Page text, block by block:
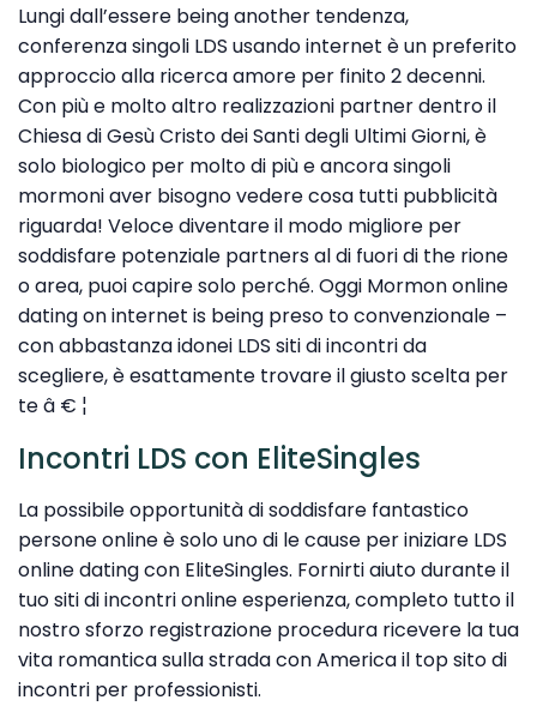
Lungi dall’essere being another tendenza,
conferenza singoli LDS usando internet è un preferito
approccio alla ricerca amore per finito 2 decenni.
Con più e molto altro realizzazioni partner dentro il
Chiesa di Gesù Cristo dei Santi degli Ultimi Giorni, è
solo biologico per molto di più e ancora singoli
mormoni aver bisogno vedere cosa tutti pubblicità
riguarda! Veloce diventare il modo migliore per
soddisfare potenziale partners al di fuori di the rione
o area, puoi capire solo perché. Oggi Mormon online
dating on internet is being preso to convenzionale –
con abbastanza idonei LDS siti di incontri da
scegliere, è esattamente trovare il giusto scelta per
te â € ¦
Incontri LDS con EliteSingles
La possibile opportunità di soddisfare fantastico
persone online è solo uno di le cause per iniziare LDS
online dating con EliteSingles. Fornirti aiuto durante il
tuo siti di incontri online esperienza, completo tutto il
nostro sforzo registrazione procedura ricevere la tua
vita romantica sulla strada con America il top sito di
incontri per professionisti.